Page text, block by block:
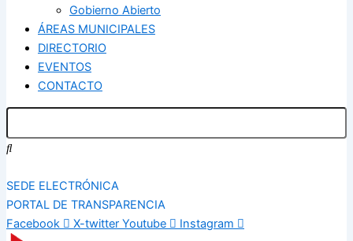
Gobierno Abierto
ÁREAS MUNICIPALES
DIRECTORIO
EVENTOS
CONTACTO
SEDE ELECTRÓNICA
PORTAL DE TRANSPARENCIA
Facebook
X-twitter Youtube Instagram